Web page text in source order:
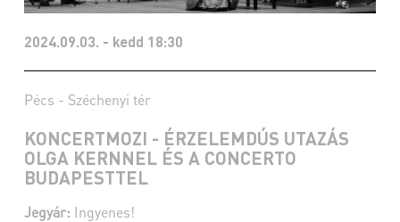
2024.09.03. - kedd 18:30
Pécs - Széchenyi tér
KONCERTMOZI - ÉRZELEMDÚS UTAZÁS
OLGA KERNNEL ÉS A CONCERTO
BUDAPESTTEL
Jegyár: Ingyenes!